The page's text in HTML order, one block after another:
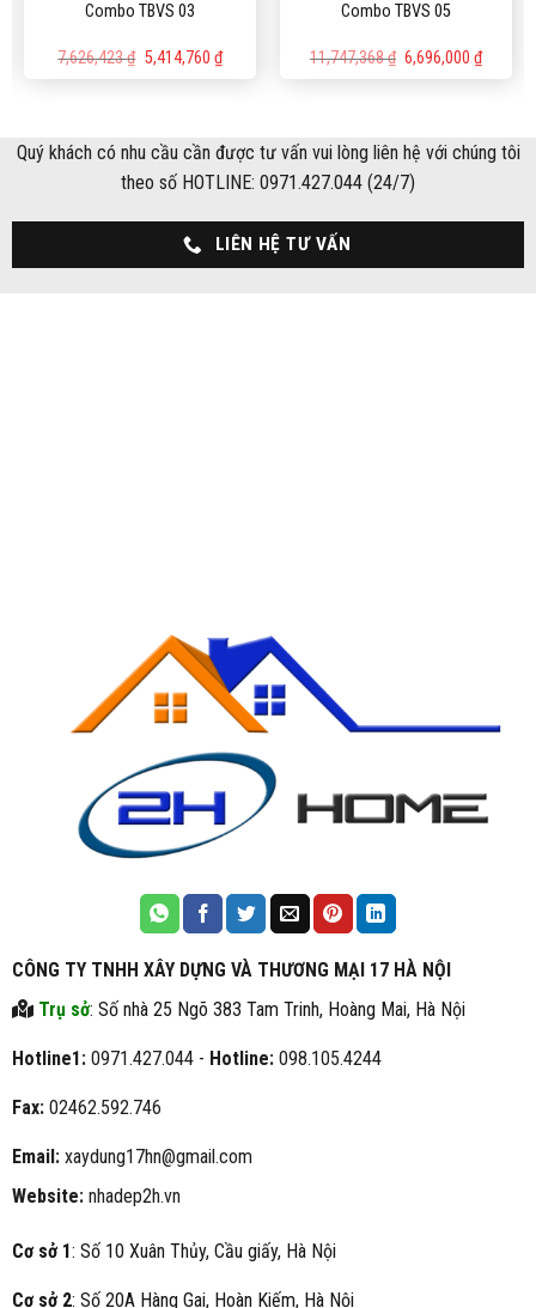
Combo TBVS 03
7,626,423₫ Giá
5,414,760 ₫Giá
hiện
Combo TBVS 05
11,747,368₫ Giá
6,696,000₫Giá
Quý khách có nhu cầu cần được tư vấn vui lòng liên hệ với chúng tôi
theo số HOTLINE: 0971.427.044 (24/7)
LIÊN HỆ TƯ VẤN
CÔNG TY TNHH XÂY DỰNG VÀ THƯƠNG MẠI 17 HÀ NỘI
Trụ sở: Số nhà 25 Ngõ 383 Tam Trinh, Hoàng Mai, Hà Nội
Hotline1:0971.427.044 - Hotline:098.105.4244
Fax:02462.592.746
Email:xaydung17hn@gmail.com
Website:nhadep2h.vn
Cơ sở 1: Số 10 Xuân Thủy, Cầu giấy, Hà Nội
Cơ sở 2: Số 20A Hàng Gai, Hoàn Kiếm, Hà Nội